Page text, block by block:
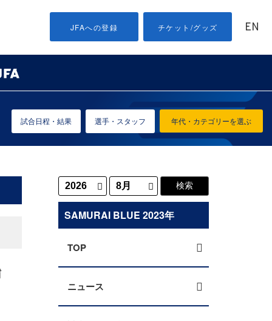
JFAへの登録 チケット/グッズ EN
年代・カテゴリーを選ぶ
試合日程・結果 選手・スタッフ
SAMURAI BLUE 2023年
TOP
ニュース